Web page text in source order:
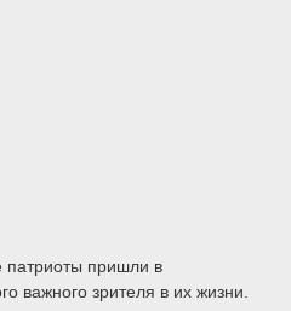
патриоты пришли в
важного зрителя в их жизни.